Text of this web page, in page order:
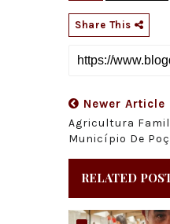
Share This
Newer Article
Agricultura
Município De
RELATED